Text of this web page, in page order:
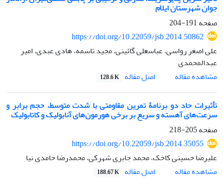
جوان شهرستان ایلام
صفحه191-204
https://doi.org/10.22059/jsb.2014.50862
علی اصغر رواسی، عباسعلی گائینی، مجید تاسمه، هادی عبدی، امیر
عبدالمحمدی
مشاهده مقاله
اصل مقاله 128.6 K
تأثیرات حاد دو برنامۀ تمرین مقاومتی با شدت متوسط، حجم برابر و
سرعت‌های آهسته و سریع بر برخی هورمون‌های آنابولیک و کاتابولیک
صفحه205-218
https://doi.org/10.22059/jsb.2014.35055
علیرضا حسینی کاخک، محمد جابری شهرکی، محمدرضا حامدی نیا
مشاهده مقاله
اصل مقاله 188.67 K